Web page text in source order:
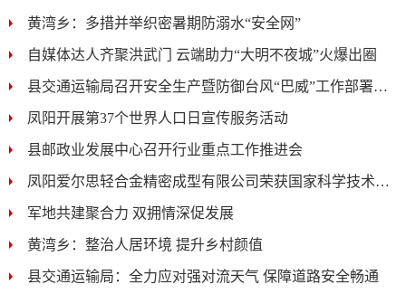
黄湾乡：多措并举织密暑期防溺水“安全网”
自媒体达人齐聚洪武门 云端助力“大明不夜城”火爆出圈
县交通运输局召开安全生产暨防御台风“巴威”工作部署会...
凤阳开展第37个世界人口日宣传服务活动
县邮政业发展中心召开行业重点工作推进会
凤阳爱尔思轻合金精密成型有限公司荣获国家科学技术进...
军地共建聚合力 双拥情深促发展
黄湾乡：整治人居环境 提升乡村颜值
县交通运输局：全力应对强对流天气 保障道路安全畅通